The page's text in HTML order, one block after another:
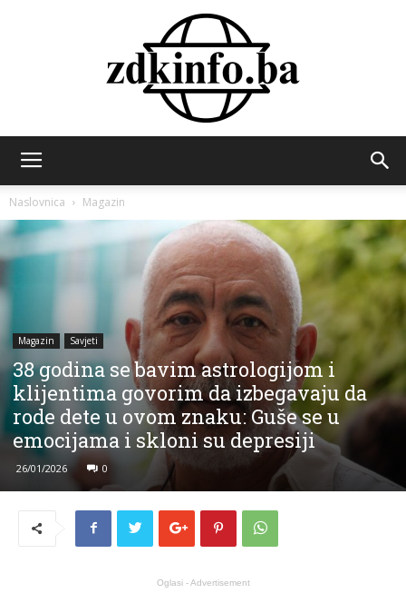
INFO
Naslovnica Magazin
Magazin Savjeti
38 godina se bavim astrologijom i
klijentima govorim da izbegavaju da
rode dete u ovom znaku: Guše se u
emocijama i skloni su depresiji
26/01/2026 0
Oglasi - Advertisement